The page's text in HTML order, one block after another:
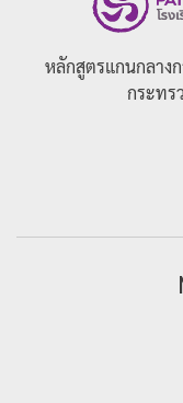
หลักสูตรแกนกลาง
กระทร